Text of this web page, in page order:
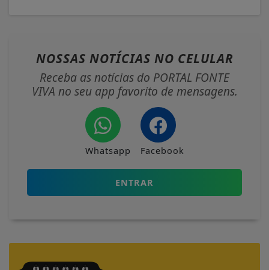
NOSSAS NOTÍCIAS NO CELULAR
Receba as notícias do PORTAL FONTE
VIVA no seu app favorito de mensagens.
Whatsapp Facebook
ENTRAR